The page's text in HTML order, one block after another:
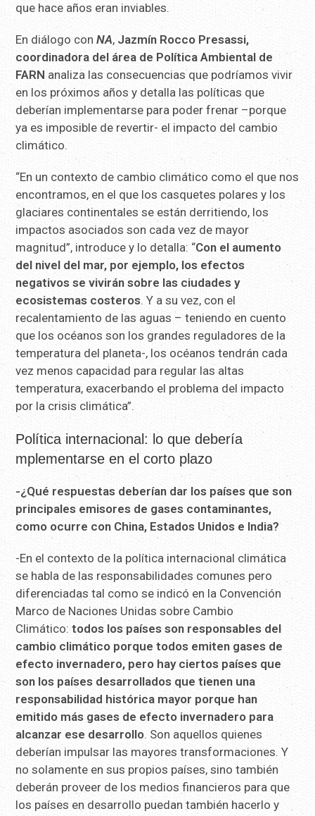
que hace años eran inviables.
En diálogo conNA, Jazmín Rocco Presassi,
coordinadora del área de Política Ambiental de
FARN analiza las consecuencias que podríamos vivir
en los próximos años y detalla las políticas que
deberían implementarse para poder frenar –porque
ya es imposible de revertir- el impacto del cambio
climático.
“En un contexto de cambio climático como el que nos
encontramos, en el que los casquetes polares y los
glaciares continentales se están derritiendo, los
impactos asociados son cada vez de mayor
magnitud”, introduce y lo detalla: “Con el aumento
del nivel del mar, por ejemplo, los efectos
negativos se vivirán sobre las ciudades y
ecosistemas costeros. Y a su vez, con el
recalentamiento de las aguas – teniendo en cuento
que los océanos son los grandes reguladores de la
temperatura del planeta-, los océanos tendrán cada
vez menos capacidad para regular las altas
temperatura, exacerbando el problema del impacto
por la crisis climática”.
Política internacional: lo que debería
mplementarse en el corto plazo
-¿Qué respuestas deberían dar los países que son
principales emisores de gases contaminantes,
como ocurre con China, Estados Unidos e India?
-En el contexto de la política internacional climática
se habla de las responsabilidades comunes pero
diferenciadas tal como se indicó en la Convención
Marco de Naciones Unidas sobre Cambio
Climático: todos los países son responsables del
cambio climático porque todos emiten gases de
efecto invernadero, pero hay ciertos países que
son los países desarrollados que tienen una
responsabilidad histórica mayor porque han
emitido más gases de efecto invernadero para
alcanzar ese desarrollo. Son aquellos quienes
deberían impulsar las mayores transformaciones. Y
no solamente en sus propios países, sino también
deberán proveer de los medios financieros para que
los países en desarrollo puedan también hacerlo y